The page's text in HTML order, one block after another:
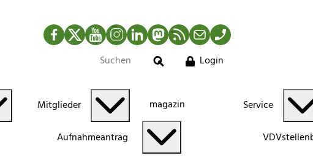
Facebook
TwitterYouTubeInstagram
LinkedInMastodonRSS-Newsfeed
MailTelefon
Suche
Login
Mitglieder
Aufnahmeantrag
magazin Service